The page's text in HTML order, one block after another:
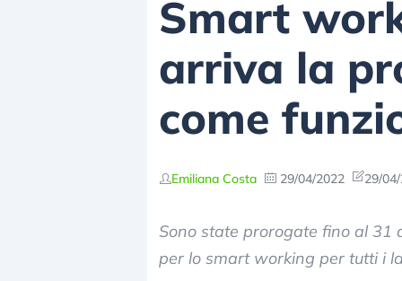
Smart
arriva la
come
Emiliana Costa 29/04/2022 29/
Sono state prorogate fino al 31
per lo smart working per tutti i